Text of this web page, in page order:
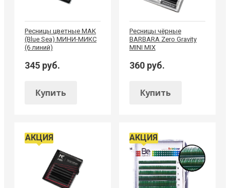
Ресницы цветные MAK
(Blue Sea) МИНИ-МИКС
(6 линий)
345 руб.
Купить
Ресницы чёрные
BARBARA Zero Gravity
MINI MIX
360 руб.
Купить
АКЦИЯ АКЦИЯ